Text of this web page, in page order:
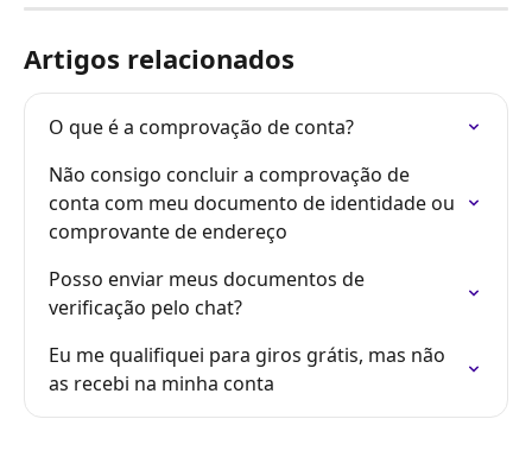
Artigos relacionados
O que é a comprovação de conta?
Não consigo concluir a comprovação de
conta com meu documento de identidade ou
comprovante de endereço
Posso enviar meus documentos de
verificação pelo chat?
Eu me qualifiquei para giros grátis, mas não
as recebi na minha conta